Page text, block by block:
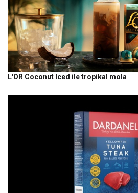
L'OR Coconut Iced ile tropikal mola